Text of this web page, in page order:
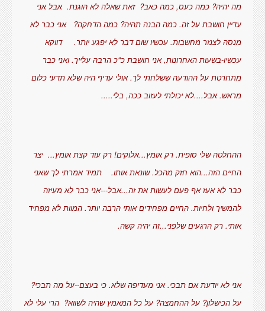
מה יהיה? כמה כעס, כמה כאב? זאת שאלה לא הוגנת. אבל אני
עדיין חושבת על זה. כמה הבנה תהיה? כמה הדחקה? אני כבר לא
מנסה לצנזר מחשבות. עכשיו שום דבר לא יפגע יותר. דווקא
עכשיו-בשעות האחרונות, אני חושבת כ"כ הרבה עלייך. ואני כבר
מתחרטת על ההודעה ששלחתי לך. אולי עדיף היה שלא תדעי כלום
מראש. אבל....לא יכולתי לעזוב ככה, בלי.....
ההחלטה שלי סופית. רק אומץ...אלוקים! רק עוד קצת אומץ... יצר
החיים הזה...הוא חזק מהכל. שונאת אותו. תמיד אמרתי לך שאני
כבר לא אעז אף פעם לעשות את זה...אבל---אני כבר לא מעיזה
להמשיך ולחיות. החיים מפחידים אותי הרבה יותר. המוות לא מפחיד
אותי. רק הרגעים שלפני...זה יהיה קשה.
אני לא יודעת אם תבכי. אני מעדיפה שלא. כי בעצם--על מה תבכי?
על הכישלון? על ההחמצה? על כל המאמץ שהיה לשווא? הרי עלי לא